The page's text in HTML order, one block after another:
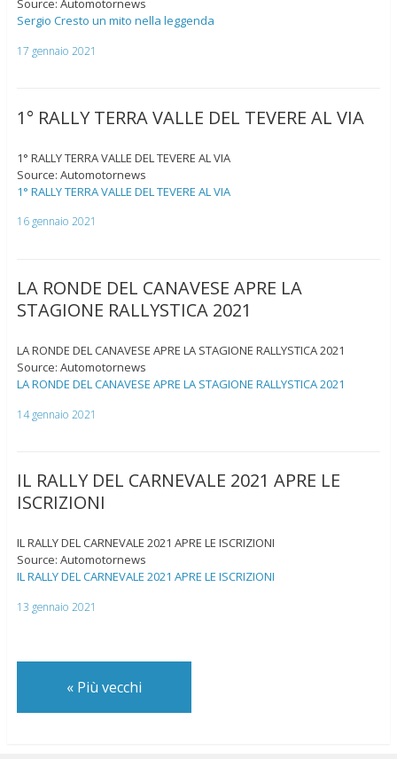
Source: Automotornews
Sergio Cresto un mito nella leggenda
17 gennaio 2021
1° RALLY TERRA VALLE DEL TEVERE AL VIA
1° RALLY TERRA VALLE DEL TEVERE AL VIA
Source: Automotornews
1° RALLY TERRA VALLE DEL TEVERE AL VIA
16 gennaio 2021
LA RONDE DEL CANAVESE APRE LA
STAGIONE RALLYSTICA 2021
LA RONDE DEL CANAVESE APRE LA STAGIONE RALLYSTICA 2021
Source: Automotornews
LA RONDE DEL CANAVESE APRE LA STAGIONE RALLYSTICA 2021
14 gennaio 2021
IL RALLY DEL CARNEVALE 2021 APRE LE
ISCRIZIONI
IL RALLY DEL CARNEVALE 2021 APRE LE ISCRIZIONI
Source: Automotornews
IL RALLY DEL CARNEVALE 2021 APRE LE ISCRIZIONI
13 gennaio 2021
«Più vecchi